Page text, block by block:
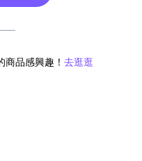
品感興趣！ 去逛逛